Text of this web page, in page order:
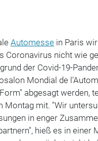
Automessein Paris
Coronavirus nicht wie
der Covid-19-
Mondial de
abgesagt werden,
Montag mit. "Wir
in enger
hieß es in einer